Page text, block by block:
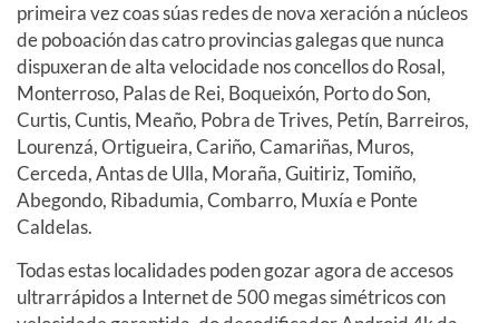
primeira vez coas súas redes de nova xeración a núcleos
de poboación das catro provincias galegas que nunca
dispuxeran de alta velocidade nos concellos do Rosal,
Monterroso, Palas de Rei, Boqueixón, Porto do Son,
Curtis, Cuntis, Meaño, Pobra de Trives, Petín, Barreiros,
Lourenzá, Ortigueira, Cariño, Camariñas, Muros,
Cerceda, Antas de Ulla, Moraña, Guitiriz, Tomiño,
Abegondo, Ribadumia, Combarro, Muxía e Ponte
Caldelas.
Todas estas localidades poden gozar agora de accesos
ultrarrápidos a Internet de 500 megas simétricos con